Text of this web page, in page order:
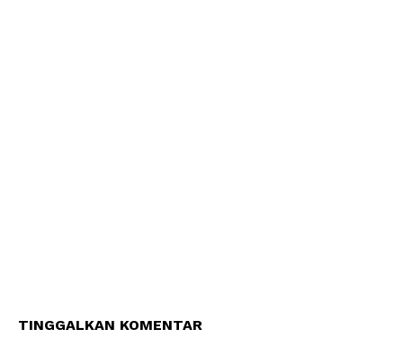
TINGGALKAN KOMENTAR